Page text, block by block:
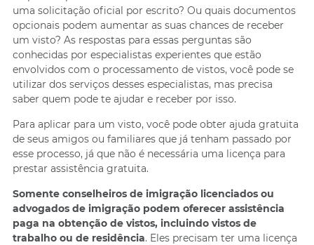
uma solicitação oficial por escrito? Ou quais documentos
opcionais podem aumentar as suas chances de receber
um visto? As respostas para essas perguntas são
conhecidas por especialistas experientes que estão
envolvidos com o processamento de vistos, você pode se
utilizar dos serviços desses especialistas, mas precisa
saber quem pode te ajudar e receber por isso.
Para aplicar para um visto, você pode obter ajuda gratuita
de seus amigos ou familiares que já tenham passado por
esse processo, já que não é necessária uma licença para
prestar assistência gratuita.
Somente conselheiros de imigração licenciados ou
advogados de imigração podem oferecer assistência
paga na obtenção de vistos, incluindo vistos de
trabalho ou de residência. Eles precisam ter uma licença